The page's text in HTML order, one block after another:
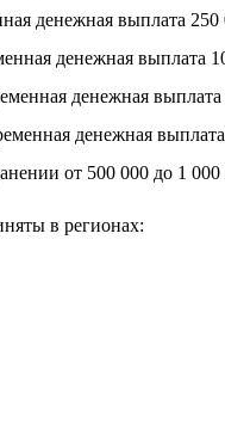
денежная выплата
денежная выплата
денежная выплата
денежная
от 500 000 до 1 000
в регионах: